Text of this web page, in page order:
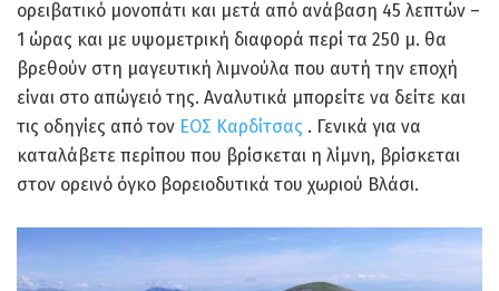
ορειβατικό μονοπάτι και μετά από ανάβαση 45 λεπτών –
1 ώρας και με υψομετρική διαφορά περί τα 250 μ. θα
βρεθούν στη μαγευτική λιμνούλα που αυτή την εποχή
είναι στο απώγειό της. Αναλυτικά μπορείτε να δείτε και
τις οδηγίες από τον ΕΟΣ Καρδίτσας . Γενικά για να
καταλάβετε περίπου που βρίσκεται η λίμνη, βρίσκεται
στον ορεινό όγκο βορειοδυτικά του χωριού Βλάσι.